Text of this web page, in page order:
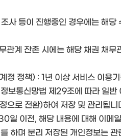
조사 등이 진행중인 경우에는 해당
관계 잔존 시에는 해당 채권 채무
정 정책) : 1년 이상 서비스 이용
보통신망법 제29조에 따라 일반
으로 전환)하여 저장 및 관리됩니
일 이전, 해당 내용에 대해 이메
하며 분리 저장된 개인정보는 관